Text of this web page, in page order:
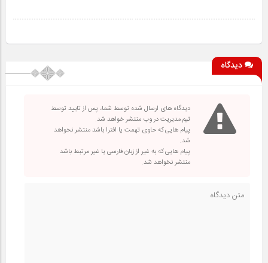
دیدگاه
دیدگاه های ارسال شده توسط شما، پس از تایید توسط
تیم مدیریت در وب منتشر خواهد شد.
پیام هایی که حاوی تهمت یا افترا باشد منتشر نخواهد
شد.
پیام هایی که به غیر از زبان فارسی یا غیر مرتبط باشد
منتشر نخواهد شد.